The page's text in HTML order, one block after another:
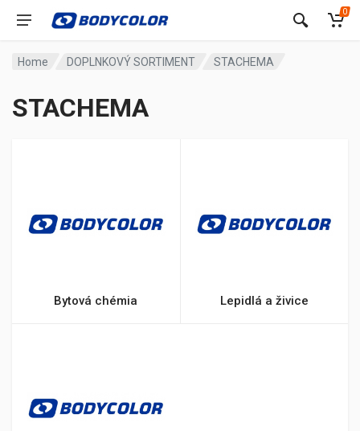
0
Home DOPLNKOVÝ SORTIMENT STACHEMA
STACHEMA
Bytová chémia Lepidlá a živice